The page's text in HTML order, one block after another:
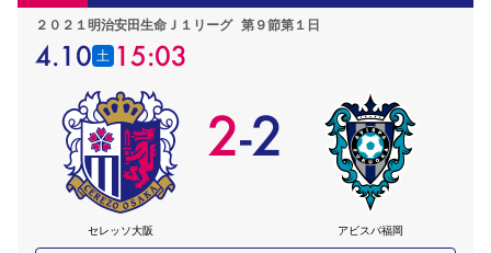
２０２１明治安田生命Ｊ１リーグ 第９節第１日
4.10 土 15:03
セレッソ大阪
2-2
アビスパ福岡